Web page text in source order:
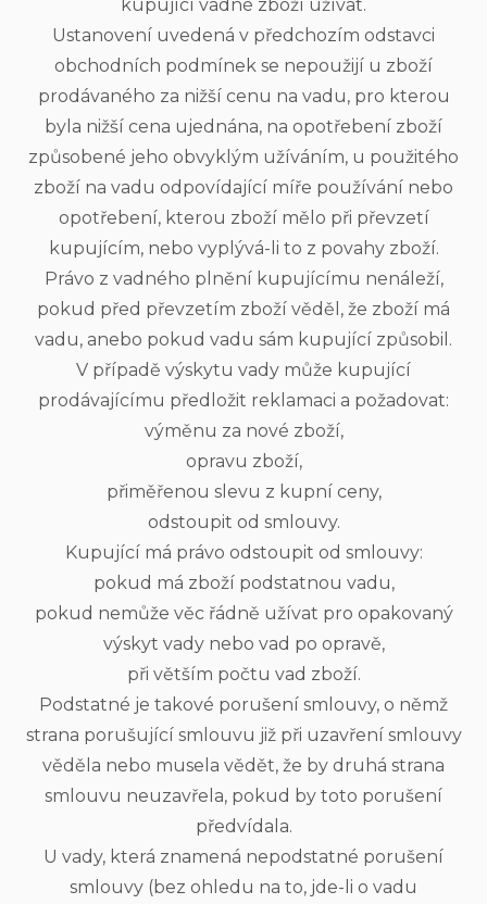
kupující vadné zboží užívat.
Ustanovení uvedená v předchozím odstavci
obchodních podmínek se nepoužijí u zboží
prodávaného za nižší cenu na vadu, pro kterou
byla nižší cena ujednána, na opotřebení zboží
způsobené jeho obvyklým užíváním, u použitého
zboží na vadu odpovídající míře používání nebo
opotřebení, kterou zboží mělo při převzetí
kupujícím, nebo vyplývá-li to z povahy zboží.
Právo z vadného plnění kupujícímu nenáleží,
pokud před převzetím zboží věděl, že zboží má
vadu, anebo pokud vadu sám kupující způsobil.
V případě výskytu vady může kupující
prodávajícímu předložit reklamaci a požadovat:
výměnu za nové zboží,
opravu zboží,
přiměřenou slevu z kupní ceny,
odstoupit od smlouvy.
Kupující má právo odstoupit od smlouvy:
pokud má zboží podstatnou vadu,
pokud nemůže věc řádně užívat pro opakovaný
výskyt vady nebo vad po opravě,
při větším počtu vad zboží.
Podstatné je takové porušení smlouvy, o němž
strana porušující smlouvu již při uzavření smlouvy
věděla nebo musela vědět, že by druhá strana
smlouvu neuzavřela, pokud by toto porušení
předvídala.
U vady, která znamená nepodstatné porušení
smlouvy (bez ohledu na to, jde-li o vadu